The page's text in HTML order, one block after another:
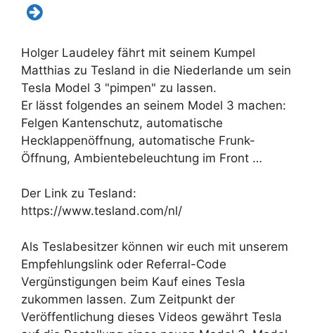
Holger Laudeley fährt mit seinem Kumpel
Matthias zu Tesland in die Niederlande um sein
Tesla Model 3 "pimpen" zu lassen.
Er lässt folgendes an seinem Model 3 machen:
Felgen Kantenschutz, automatische
Hecklappenöffnung, automatische Frunk-
Öffnung, Ambientebeleuchtung im Front …
Der Link zu Tesland:
https://www.tesland.com/nl/
Als Teslabesitzer können wir euch mit unserem
Empfehlungslink oder Referral-Code
Vergünstigungen beim Kauf eines Tesla
zukommen lassen. Zum Zeitpunkt der
Veröffentlichung dieses Videos gewährt Tesla